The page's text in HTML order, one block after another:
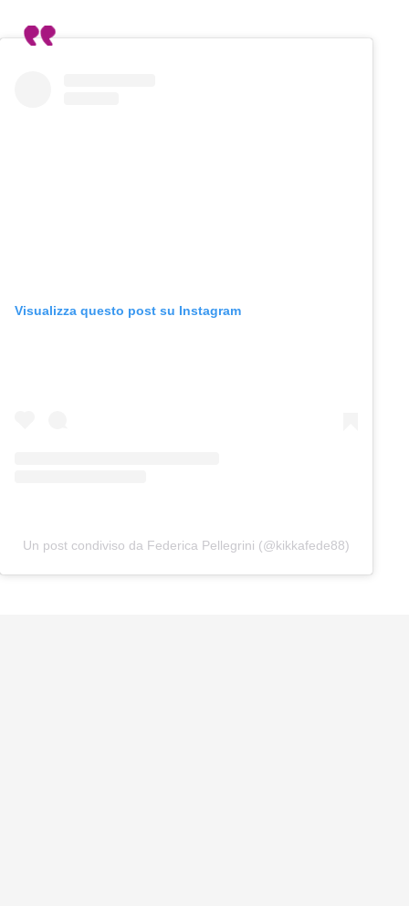
Visualizza questo post su Instagram
Un post condiviso da Federica Pellegrini (@kikkafede88)